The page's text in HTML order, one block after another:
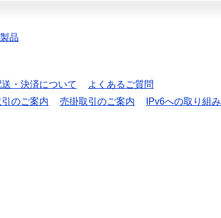
品
送・決済について
よくあるご質問
のご案内 売掛取引のご案内
IPv6への取り組み